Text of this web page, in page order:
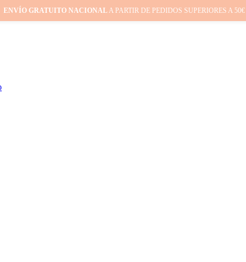
ENVÍO GRATUITO NACIONALA PARTIR DE PEDIDOS SUPERIORES A 50€ |